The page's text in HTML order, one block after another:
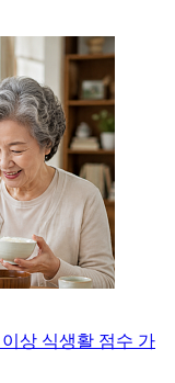
상 식생활 점수 가